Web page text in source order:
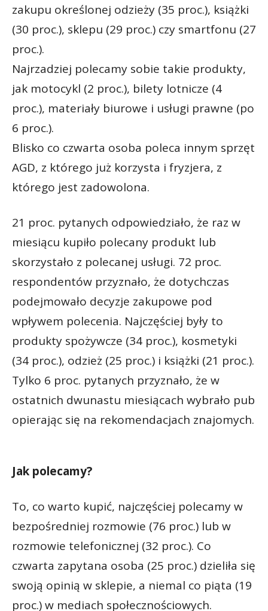
zakupu określonej odzieży (35 proc.), książki
(30 proc.), sklepu (29 proc.) czy smartfonu (27
proc.).
Najrzadziej polecamy sobie takie produkty,
jak motocykl (2 proc.), bilety lotnicze (4
proc.), materiały biurowe i usługi prawne (po
6 proc.).
Blisko co czwarta osoba poleca innym sprzęt
AGD, z którego już korzysta i fryzjera, z
którego jest zadowolona.
21 proc. pytanych odpowiedziało, że raz w
miesiącu kupiło polecany produkt lub
skorzystało z polecanej usługi. 72 proc.
respondentów przyznało, że dotychczas
podejmowało decyzje zakupowe pod
wpływem polecenia. Najczęściej były to
produkty spożywcze (34 proc.), kosmetyki
(34 proc.), odzież (25 proc.) i książki (21 proc.).
Tylko 6 proc. pytanych przyznało, że w
ostatnich dwunastu miesiącach wybrało pub
opierając się na rekomendacjach znajomych.
Jak polecamy?
To, co warto kupić, najczęściej polecamy w
bezpośredniej rozmowie (76 proc.) lub w
rozmowie telefonicznej (32 proc.). Co
czwarta zapytana osoba (25 proc.) dzieliła się
swoją opinią w sklepie, a niemal co piąta (19
proc.) w mediach społecznościowych.